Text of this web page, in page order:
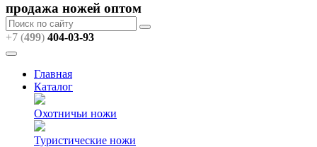
продажа ножей оптом
+7 (499) 404-03-93
Главная
Каталог
Охотничьи ножи
Туристические ножи